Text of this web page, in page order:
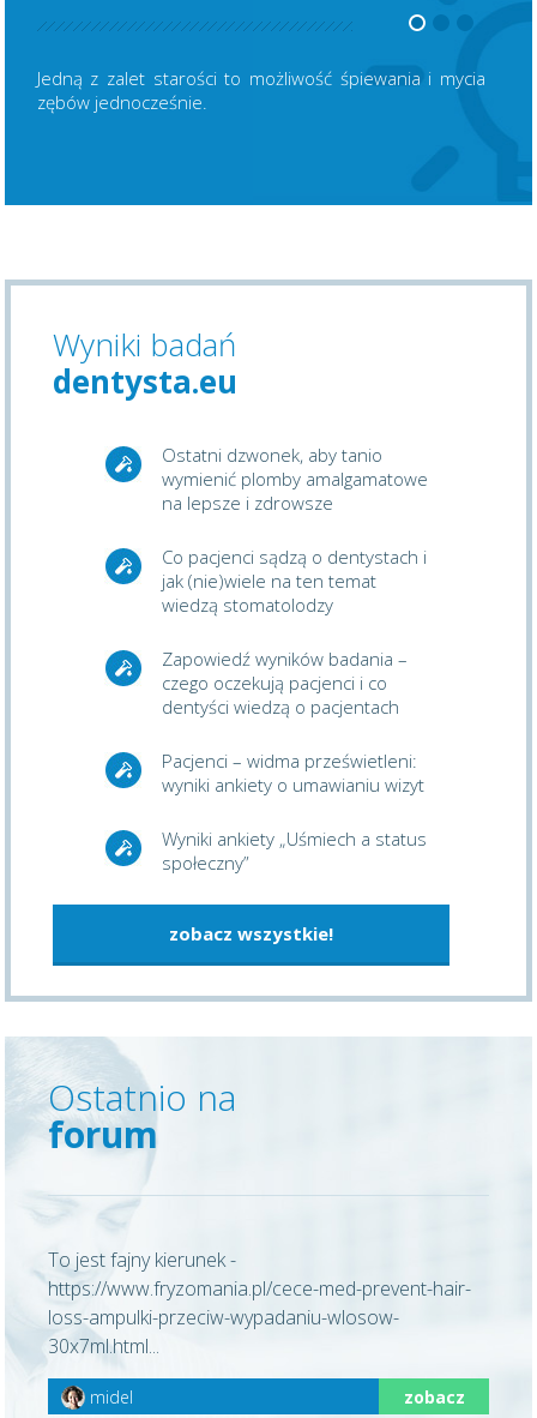
Jedną z zalet starości to możliwość śpiewania i mycia
zębów jednocześnie.
Wyniki badań
dentysta.eu
Ostatni dzwonek, aby tanio
wymienić plomby amalgamatowe
na lepsze i zdrowsze
Co pacjenci sądzą o dentystach i
jak (nie)wiele na ten temat
wiedzą stomatolodzy
Zapowiedź wyników badania –
czego oczekują pacjenci i co
dentyści wiedzą o pacjentach
Pacjenci – widma prześwietleni:
wyniki ankiety o umawianiu wizyt
Wyniki ankiety „Uśmiech a status
społeczny”
zobacz wszystkie!
Ostatnio na
forum
To jest fajny kierunek -
https://www.fryzomania.pl/cece-med-prevent-hair-
loss-ampulki-przeciw-wypadaniu-wlosow-
30x7ml.html...
midel zobacz